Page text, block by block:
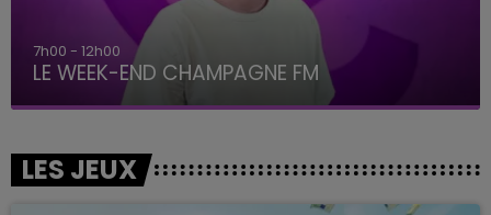
7h00 - 12h00
LE WEEK-END CHAMPAGNE FM
LES JEUX